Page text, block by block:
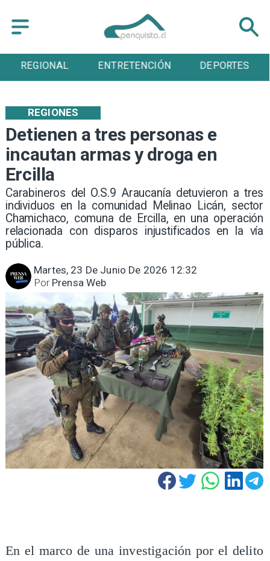
ENTRETENCIÓN DEPORTES CULTURA
Detienen a tres personas e
incautan armas y droga en
Ercilla
Carabineros del O.S.9 Araucanía detuvieron a tres
individuos en la comunidad Melinao Licán, sector
Chamichaco, comuna de Ercilla, en una operación
relacionada con disparos injustificados en la vía
pública.
REGIONES
Martes, 23 De Junio De 2026 12:32
Prensa Web
Por
En el marco de una investigación por el delito